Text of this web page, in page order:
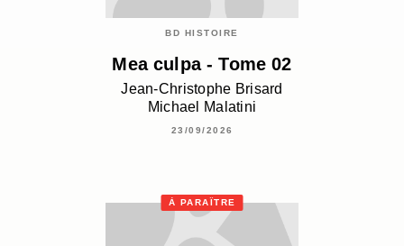
BD HISTOIRE
Mea culpa - Tome 02
Jean-Christophe Brisard
Michael Malatini
23/09/2026
À PARAÎTRE